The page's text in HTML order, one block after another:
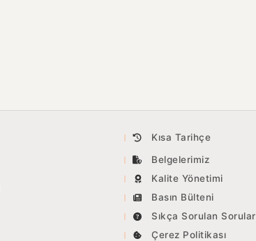
Kısa Tarihçe
Belgelerimiz
Kalite Yönetimi
Basın Bülteni
Sıkça Sorulan Sorular
Çerez Politikası